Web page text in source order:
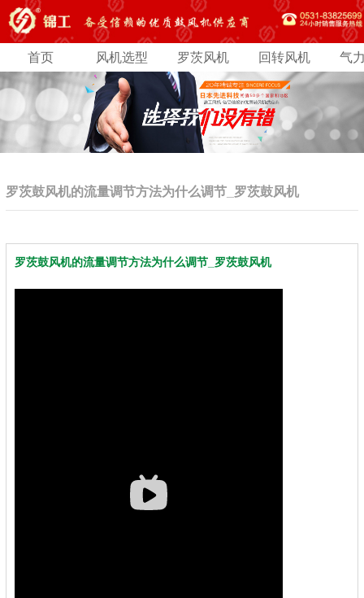
首页 风机选型 罗茨风机 回转风机 气
罗茨鼓风机的流量调节方法为什么调节_罗茨鼓风机
罗茨鼓风机的流量调节方法为什么调节_罗茨鼓风机